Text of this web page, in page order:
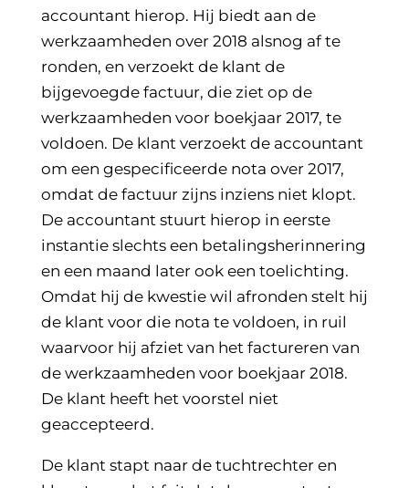
accountant hierop. Hij biedt aan de
werkzaamheden over 2018 alsnog af te
ronden, en verzoekt de klant de
bijgevoegde factuur, die ziet op de
werkzaamheden voor boekjaar 2017, te
voldoen. De klant verzoekt de accountant
om een gespecificeerde nota over 2017,
omdat de factuur zijns inziens niet klopt.
De accountant stuurt hierop in eerste
instantie slechts een betalingsherinnering
en een maand later ook een toelichting.
Omdat hij de kwestie wil afronden stelt hij
de klant voor die nota te voldoen, in ruil
waarvoor hij afziet van het factureren van
de werkzaamheden voor boekjaar 2018.
De klant heeft het voorstel niet
geaccepteerd.
De klant stapt naar de tuchtrechter en